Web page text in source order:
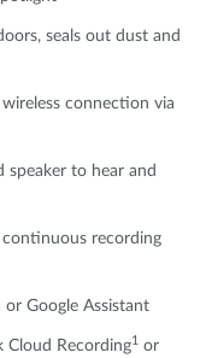
seals out dust and
wireless connection via
speaker to hear and
recording
Google Assistant
Cloud Recording1
or